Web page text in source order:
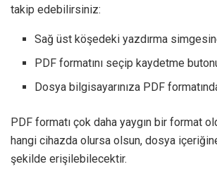
takip edebilirsiniz:
Sağ üst köşedeki yazdırma
PDF formatını seçip kaydetme
Dosya bilgisayarınıza PDF
PDF formatı çok daha yaygın bir format
hangi cihazda olursa olsun, dosya
şekilde erişilebilecektir.